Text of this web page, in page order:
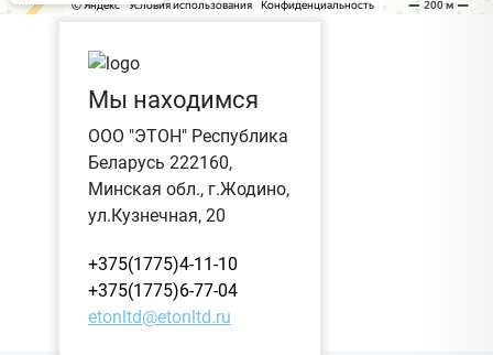
Мы находимся
ООО "ЭТОН" Республика
Беларусь 222160,
Минская обл., г.Жодино,
ул.Кузнечная, 20
+375(1775)4-11-10
+375(1775)6-77-04
etonltd@etonltd.ru